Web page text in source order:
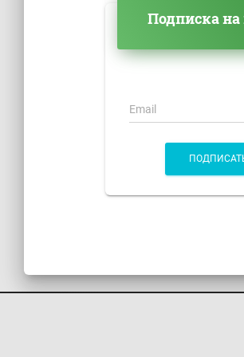
Подписка на
Email